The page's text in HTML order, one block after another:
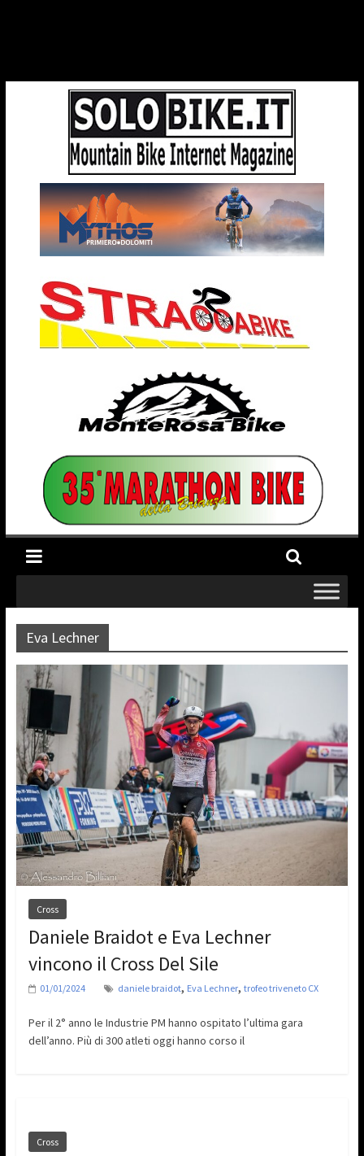
Eva Lechner
Cross
Daniele Braidot e Eva Lechner
vincono il Cross Del Sile
01/01/2024 daniele braidot, Eva Lechner, trofeo triveneto CX
Per il 2° anno le Industrie PM hanno ospitato l’ultima gara
dell’anno. Più di 300 atleti oggi hanno corso il
Cross